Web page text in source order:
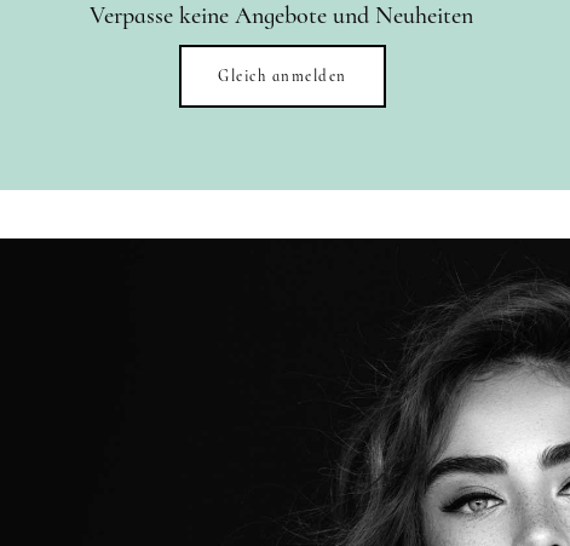
Verpasse keine Angebote und Neuheiten
Gleich anmelden